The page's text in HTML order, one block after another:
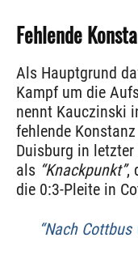
Fehlende
Als Hauptgrund
Kampf um die
nennt Kauczinski
fehlende
Duisburg in
als “Knackpunkt”,
die 0:3-Pleite in
“Nach